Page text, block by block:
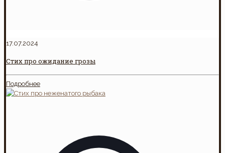
17.07.2024
Стих про ожидание грозы
Подробнее